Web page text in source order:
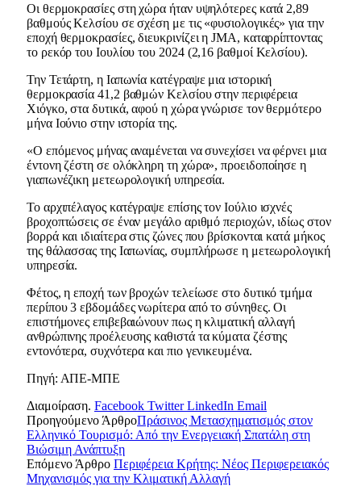
Οι θερμοκρασίες στη χώρα ήταν υψηλότερες κατά 2,89
βαθμούς Κελσίου σε σχέση με τις «φυσιολογικές» για την
εποχή θερμοκρασίες, διευκρινίζει η JMA, καταρρίπτοντας
το ρεκόρ του Ιουλίου του 2024 (2,16 βαθμοί Κελσίου).
Την Τετάρτη, η Ιαπωνία κατέγραψε μια ιστορική
θερμοκρασία 41,2 βαθμών Κελσίου στην περιφέρεια
Χιόγκο, στα δυτικά, αφού η χώρα γνώρισε τον θερμότερο
μήνα Ιούνιο στην ιστορία της.
«Ο επόμενος μήνας αναμένεται να συνεχίσει να φέρνει μια
έντονη ζέστη σε ολόκληρη τη χώρα», προειδοποίησε η
γιαπωνέζικη μετεωρολογική υπηρεσία.
Το αρχιπέλαγος κατέγραψε επίσης τον Ιούλιο ισχνές
βροχοπτώσεις σε έναν μεγάλο αριθμό περιοχών, ιδίως στον
βορρά και ιδιαίτερα στις ζώνες που βρίσκονται κατά μήκος
της θάλασσας της Ιαπωνίας, συμπλήρωσε η μετεωρολογική
υπηρεσία.
Φέτος, η εποχή των βροχών τελείωσε στο δυτικό τμήμα
περίπου 3 εβδομάδες νωρίτερα από το σύνηθες. Οι
επιστήμονες επιβεβαιώνουν πως η κλιματική αλλαγή
ανθρώπινης προέλευσης καθιστά τα κύματα ζέστης
εντονότερα, συχνότερα και πιο γενικευμένα.
Πηγή: ΑΠΕ-ΜΠΕ
Διαμοίραση. Facebook Twitter LinkedIn Email
Προηγούμενο ΆρθροΠράσινος Μετασχηματισμός στον
Ελληνικό Τουρισμό: Από την Ενεργειακή Σπατάλη στη
Βιώσιμη Ανάπτυξη
Επόμενο Άρθρο Περιφέρεια Κρήτης: Νέος Περιφερειακός
Μηχανισμός για την Κλιματική Αλλαγή